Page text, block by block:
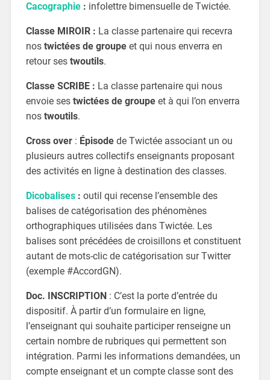
Cacographie: infolettre bimensuelle de Twictée.
Classe MIROIR : La classe partenaire qui recevra
nos twictées de groupeet qui nous enverra en
retour ses twoutils.
Classe SCRIBE : La classe partenaire qui nous
envoie ses twictées de groupeet à qui l’on enverra
nos twoutils.
Cross over : Épisode de Twictée associant un ou
plusieurs autres collectifs enseignants proposant
des activités en ligne à destination des classes.
Dicobalises: outil qui recense l’ensemble des
balises de catégorisation des phénomènes
orthographiques utilisées dans Twictée. Les
balises sont précédées de croisillons et constituent
autant de mots-clic de catégorisation sur Twitter
(exemple #AccordGN).
Doc. INSCRIPTION : C’est la porte d’entrée du
dispositif. À partir d’un formulaire en ligne,
l’enseignant qui souhaite participer renseigne un
certain nombre de rubriques qui permettent son
intégration. Parmi les informations demandées, un
compte enseignant et un compte classe sont des